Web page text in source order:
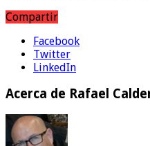
Compartir
Facebook
Twitter
LinkedIn
Acerca de Rafael